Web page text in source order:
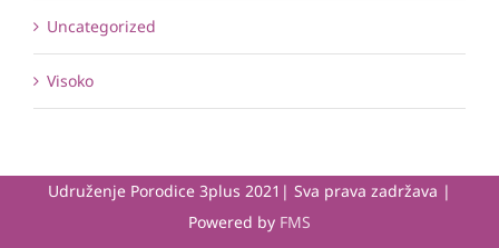
Uncategorized
Visoko
Udruženje Porodice 3plus 2021| Sva prava zadržava |
Powered by FMS